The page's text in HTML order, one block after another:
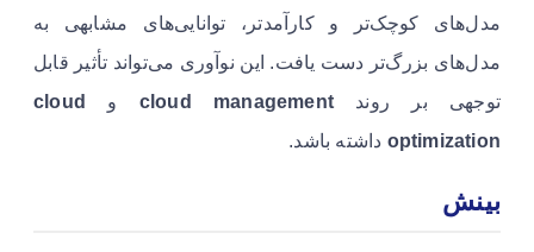
مدل‌های کوچک‌تر و کارآمدتر، توانایی‌های مشابهی به
مدل‌های بزرگ‌تر دست یافت. این نوآوری می‌تواند تأثیر قابل
توجهی بر روند cloud management و
cloud
optimization داشته باشد.
بینش